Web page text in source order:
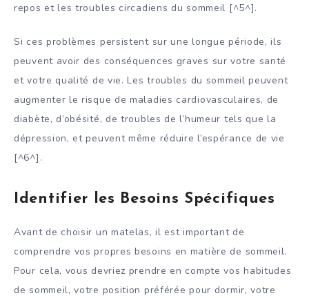
repos et les troubles circadiens du sommeil [^5^].
Si ces problèmes persistent sur une longue période, ils
peuvent avoir des conséquences graves sur votre santé
et votre qualité de vie. Les troubles du sommeil peuvent
augmenter le risque de maladies cardiovasculaires, de
diabète, d’obésité, de troubles de l’humeur tels que la
dépression, et peuvent même réduire l’espérance de vie
[^6^].
Identifier les Besoins Spécifiques
Avant de choisir un matelas, il est important de
comprendre vos propres besoins en matière de sommeil.
Pour cela, vous devriez prendre en compte vos habitudes
de sommeil, votre position préférée pour dormir, votre